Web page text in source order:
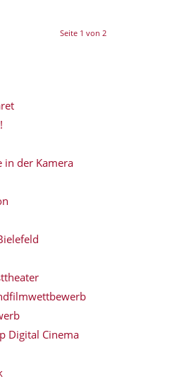
Seite 1 von 2
der Kamera
Digital Cinema